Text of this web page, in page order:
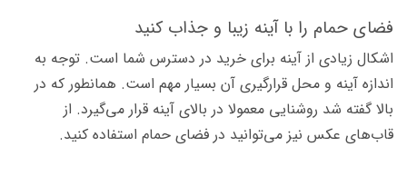
فضای حمام را با آینه زیبا و جذاب کنید
اشکال زیادی از آینه برای خرید در دسترس شما است. توجه به
اندازه آینه و محل قرارگیری آن بسیار مهم است. همانطور که در
بالا گفته شد روشنایی معمولا در بالای آینه قرار می‌گیرد. از
قاب‌های عکس نیز می‌توانید در فضای حمام استفاده کنید.